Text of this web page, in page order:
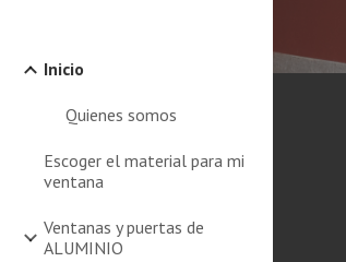
Inicio
Quienes somos
Escoger el material para mi
ventana
Ventanas y puertas de
ALUMINIO